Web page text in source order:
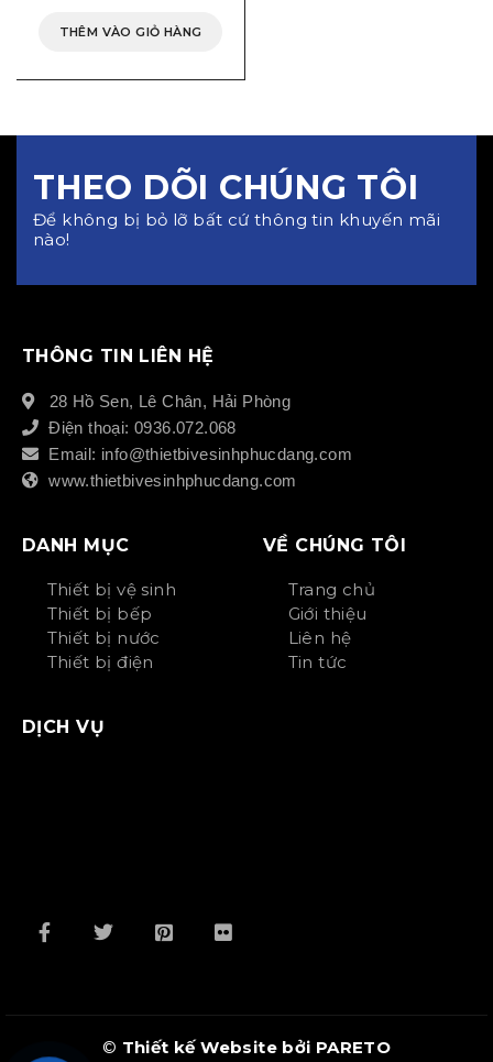
THÊM VÀO GIỎ HÀNG
THEO DÕI CHÚNG TÔI
Để không bị bỏ lỡ bất cứ thông tin khuyến mãi
nào!
THÔNG TIN LIÊN HỆ
28 Hồ Sen, Lê Chân, Hải Phòng
Điện thoại: 0936.072.068
Email: info@thietbivesinhphucdang.com
www.thietbivesinhphucdang.com
DANH MỤC
Thiết bị vệ sinh
Thiết bị bếp
Thiết bị nước
Thiết bị điện
VỀ CHÚNG TÔI
Trang chủ
Giới thiệu
Liên hệ
Tin tức
DỊCH VỤ
© Thiết kế Website bởi PARETO